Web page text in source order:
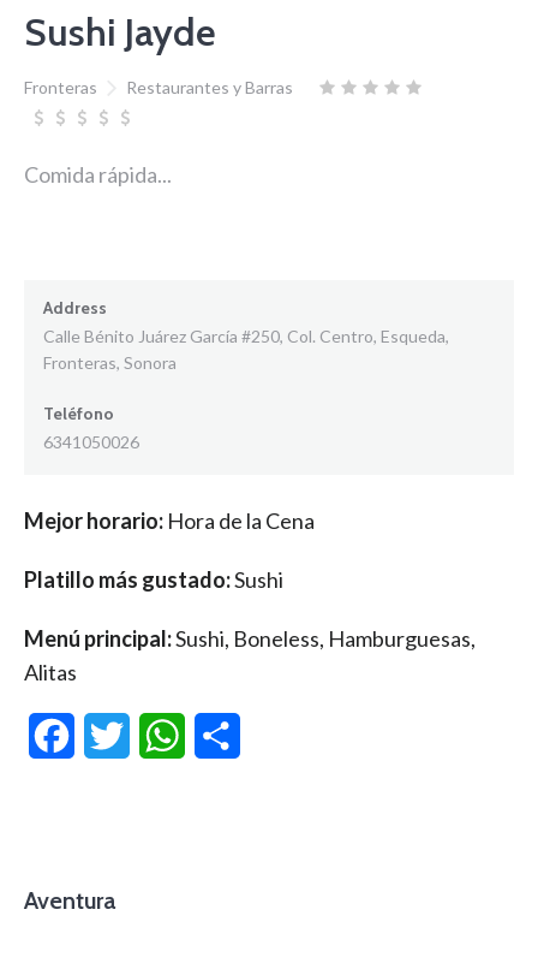
Sushi Jayde
Fronteras Restaurantes y Barras
Comida rápida...
Address
Calle Bénito Juárez García #250, Col. Centro, Esqueda,
Fronteras, Sonora
Teléfono
6341050026
Mejor horario: Hora de la Cena
Platillo más gustado:Sushi
Menú principal:Sushi, Boneless, Hamburguesas,
Alitas
FacebookTwitter WhatsApp
Aventura